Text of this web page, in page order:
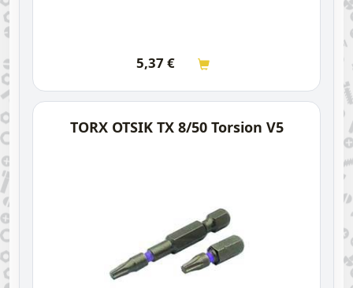
5,37 €
TORX OTSIK TX 8/50 Torsion V5